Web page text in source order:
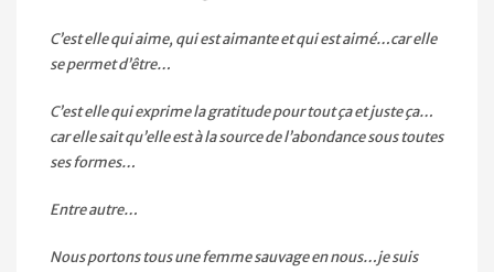
C’est elle qui aime, qui est aimante et qui est aimé…car elle
se permet d’être…
C’est elle qui exprime la gratitude pour tout ça et juste ça…
car elle sait qu’elle est à la source de l’abondance sous toutes
ses formes…
Entre autre…
Nous portons tous une femme sauvage en nous…je suis